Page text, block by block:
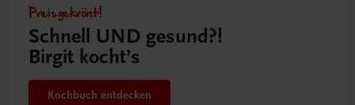
Preisgekrönt!
Schnell UND gesund?!
Birgit kocht’s
Kochbuch entdecken